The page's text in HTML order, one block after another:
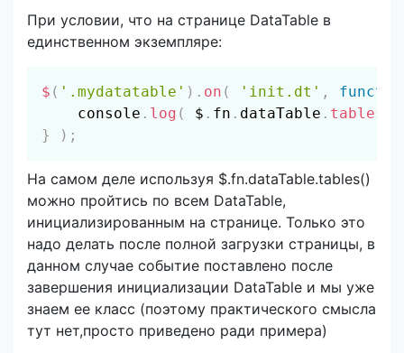
При условии, что на странице DataTable в
единственном экземпляре:
$ ( '.mydatatable' ) . on ( 'init.dt' ,
    console
. log ( $ . fn . dataTable . tables
}
) ;
Скопировать
На самом деле используя $.fn.dataTable.tables()
можно пройтись по всем DataTable,
инициализированным на странице. Только это
надо делать после полной загрузки страницы, в
данном случае событие поставлено после
завершения инициализации DataTable и мы уже
знаем ее класс (поэтому практического смысла
тут нет,просто приведено ради примера)